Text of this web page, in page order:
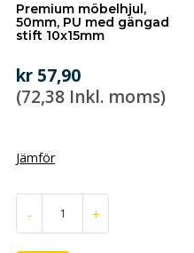
Premium möbelhjul,
50mm, PU med gängad
stift 10x15mm
kr 57,90
(72,38 Inkl. moms)
Jämför
- +